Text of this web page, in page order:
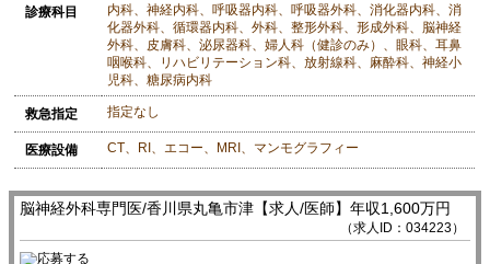
診療科目
内科、神経内科、呼吸器内科、呼吸器外科、消化器内科、消
化器外科、循環器内科、外科、整形外科、形成外科、脳神経
外科、皮膚科、泌尿器科、婦人科（健診のみ）、眼科、耳鼻
咽喉科、リハビリテーション科、放射線科、麻酔科、神経小
児科、糖尿病内科
救急指定 指定なし
医療設備 CT、RI、エコー、MRI、マンモグラフィー
脳神経外科専門医/香川県丸亀市津【求人/医師】年収1,600万円
（求人ID：034223）